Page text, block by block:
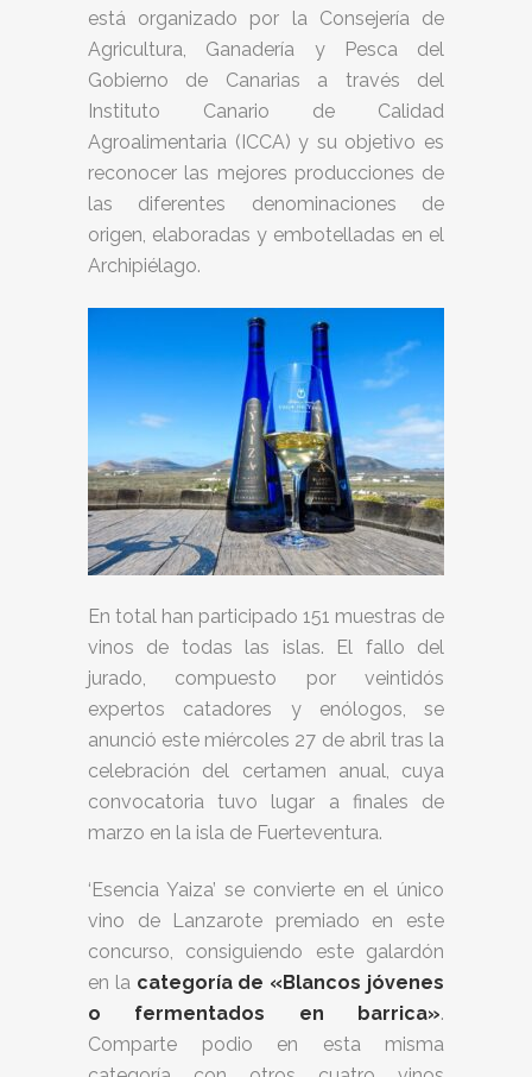
está organizado por la Consejería de
Agricultura, Ganadería y Pesca del
Gobierno de Canarias a través del
Instituto Canario de Calidad
Agroalimentaria (ICCA) y su objetivo es
reconocer las mejores producciones de
las diferentes denominaciones de
origen, elaboradas y embotelladas en el
Archipiélago.
En total han participado 151 muestras de
vinos de todas las islas. El fallo del
jurado, compuesto por veintidós
expertos catadores y enólogos, se
anunció este miércoles 27 de abril tras la
celebración del certamen anual, cuya
convocatoria tuvo lugar a finales de
marzo en la isla de Fuerteventura.
‘Esencia Yaiza’ se convierte en el único
vino de Lanzarote premiado en este
concurso, consiguiendo este galardón
en la categoría de «Blancos jóvenes
o fermentados en barrica».
Comparte podio en esta misma